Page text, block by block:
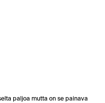
paljoa mutta on se painava